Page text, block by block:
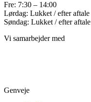
Fre: 7:30 – 14:00
Lørdag: Lukket / efter aftale
Søndag: Lukket / efter aftale
Vi samarbejder med
Genveje